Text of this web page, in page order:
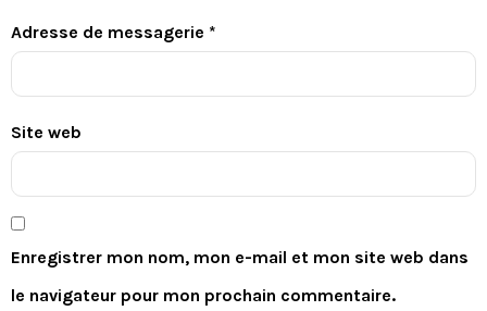
Adresse de messagerie *
Site web
Enregistrer mon nom, mon e-mail et mon site web dans
le navigateur pour mon prochain commentaire.